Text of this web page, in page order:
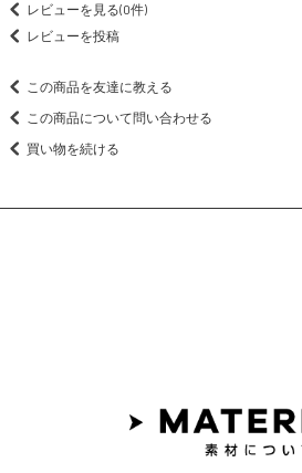
レビューを見る(0件)
レビューを投稿
この商品を友達に教える
この商品について問い合わせる
買い物を続ける